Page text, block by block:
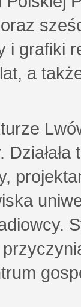
i grafiki
a